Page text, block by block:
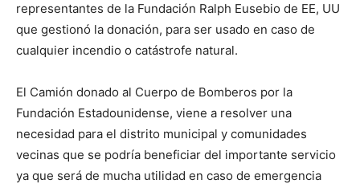
representantes de la Fundación Ralph Eusebio de EE, UU
que gestionó la donación, para ser usado en caso de
cualquier incendio o catástrofe natural.
El Camión donado al Cuerpo de Bomberos por la
Fundación Estadounidense, viene a resolver una
necesidad para el distrito municipal y comunidades
vecinas que se podría beneficiar del importante servicio
ya que será de mucha utilidad en caso de emergencia